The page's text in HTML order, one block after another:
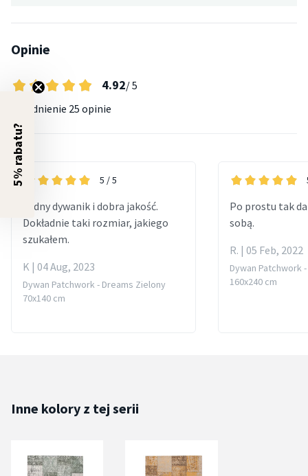
Opinie
4.92/ 5
Uśrednienie 25 opinie
5 / 5
Ładny dywanik i dobra jakość.
Dokładnie taki rozmiar, jakiego
szukałem.
K | 04 Aug, 2023
Dywan Patchwork - Dreams Zielony
70x140 cm
Po prostu tak
sobą.
R. | 05 Feb, 2022
Dywan Patchwork
160x240 cm
Inne kolory z tej serii
5% rabatu?